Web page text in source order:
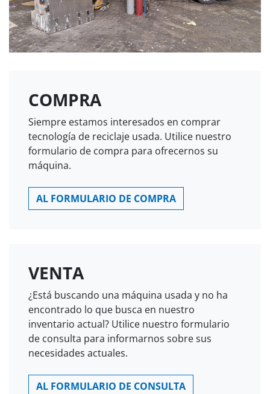
COMPRA
Siempre estamos interesados ​​en comprar
tecnología de reciclaje usada. Utilice nuestro
formulario de compra para ofrecernos su
máquina.
AL FORMULARIO DE COMPRA
VENTA
¿Está buscando una máquina usada y no ha
encontrado lo que busca en nuestro
inventario actual? Utilice nuestro formulario
de consulta para informarnos sobre sus
necesidades actuales.
AL FORMULARIO DE CONSULTA